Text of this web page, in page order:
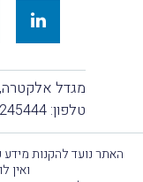
מגדל אלקטרה, יגאל אלון
טלפון:
האתר נועד להקנות מידע
ואין